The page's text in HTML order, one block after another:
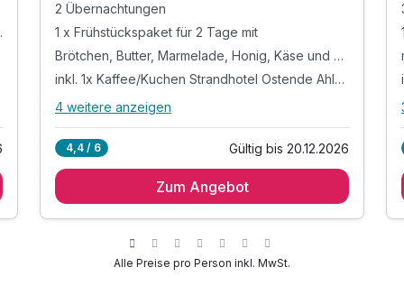
p.P.
2 Übernachtungen
1 x Frühstückspaket für 2 Tage mit
Brötchen, Butter, Marmelade, Honig, Käse und Saft
inkl. 1x Kaffee/Kuchen Strandhotel Ostende Ahlbeck
Alle Inklusivleistungen
1 x Frühstückspaket für 2 Tage mit
inkl. 1x Kaffee/Kuchen Strandhotel Ostende
4 weitere anzeigen
4,4 / 6 Gültig bis 20.12.2026
Zum Angebot
Alle Preise pro Person inkl. MwSt.